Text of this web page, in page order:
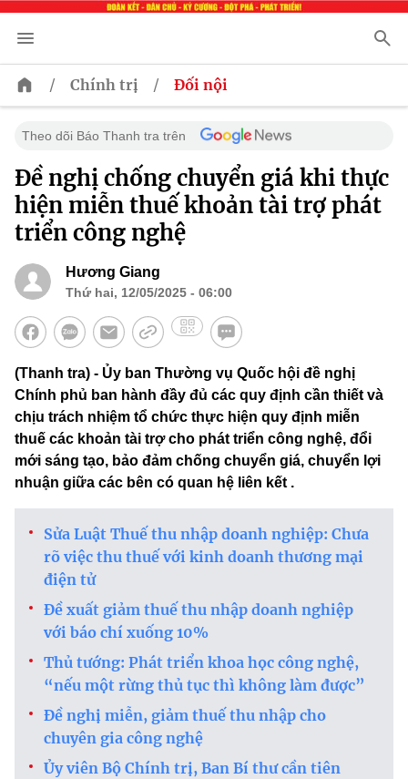
/ Chính trị / Đối nội
Theo dõi Báo Thanh tra trên
Đề nghị chống chuyển giá khi thực
hiện miễn thuế khoản tài trợ phát
triển công nghệ
Hương Giang
Thứ hai, 12/05/2025 - 06:00
(Thanh tra) - Ủy ban Thường vụ Quốc hội đề nghị
Chính phủ ban hành đầy đủ các quy định cần thiết và
chịu trách nhiệm tổ chức thực hiện quy định miễn
thuế các khoản tài trợ cho phát triển công nghệ, đổi
mới sáng tạo, bảo đảm chống chuyển giá, chuyển lợi
nhuận giữa các bên có quan hệ liên kết .
Sửa Luật Thuế thu nhập doanh nghiệp: Chưa
rõ việc thu thuế với kinh doanh thương mại
điện tử
Đề xuất giảm thuế thu nhập doanh nghiệp
với báo chí xuống 10%
Thủ tướng: Phát triển khoa học công nghệ,
“nếu một rừng thủ tục thì không làm được”
Đề nghị miễn, giảm thuế thu nhập cho
chuyên gia công nghệ
Ủy viên Bộ Chính trị, Ban Bí thư cần tiên